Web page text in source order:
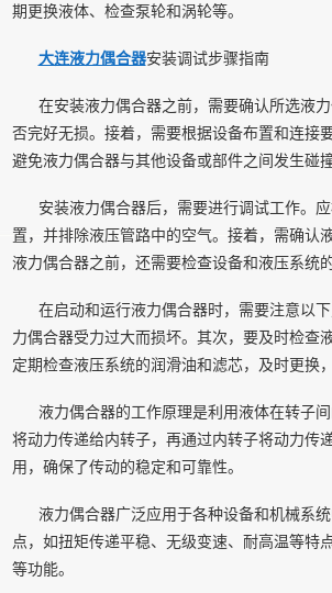
期更换液体、检查泵轮和涡轮等。
大连液力偶合器安装调试步骤指南
在安装液力偶合器之前，需要确认所选液
否完好无损。接着，需要根据设备布置和连接
避免液力偶合器与其他设备或部件之间发生碰
安装液力偶合器后，需要进行调试工作。
置，并排除液压管路中的空气。接着，需确认
液力偶合器之前，还需要检查设备和液压系统
在启动和运行液力偶合器时，需要注意以
力偶合器受力过大而损坏。其次，要及时检查
定期检查液压系统的润滑油和滤芯，及时更换
液力偶合器的工作原理是利用液体在转子
将动力传递给内转子，再通过内转子将动力传
用，确保了传动的稳定和可靠性。
液力偶合器广泛应用于各种设备和机械系
点，如扭矩传递平稳、无级变速、耐高温等特
等功能。